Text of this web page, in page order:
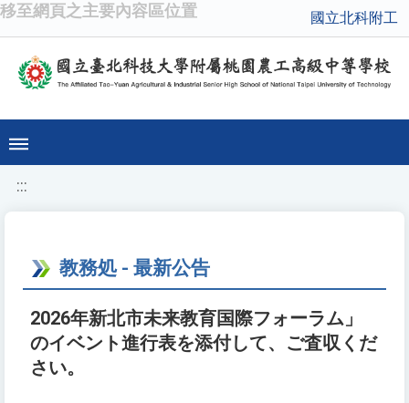
移至網頁之主要內容區位置 國立北科附工
:::
教務処 - 最新公告
2026年新北市未来教育国際フォーラム」
のイベント進行表を添付して、ご査収くだ
さい。